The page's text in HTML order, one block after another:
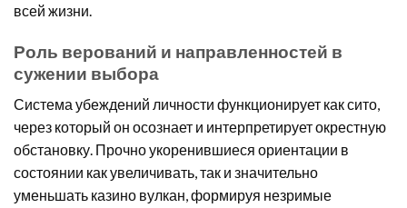
всей жизни.
Роль верований и направленностей в
сужении выбора
Система убеждений личности функционирует как сито,
через который он осознает и интерпретирует окрестную
обстановку. Прочно укоренившиеся ориентации в
состоянии как увеличивать, так и значительно
уменьшать казино вулкан, формируя незримые